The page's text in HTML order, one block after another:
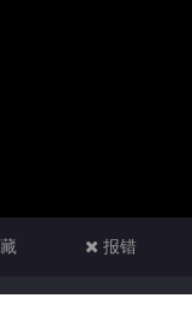
报错